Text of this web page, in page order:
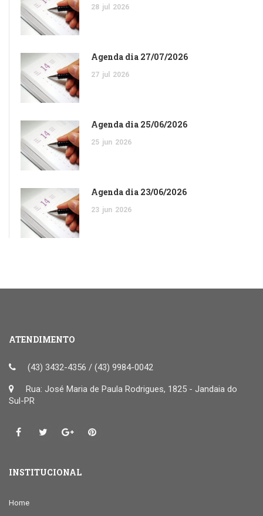
28 jul 2026
Agenda dia 27/07/2026
27 jul 2026
Agenda dia 25/06/2026
25 jun 2026
Agenda dia 23/06/2026
23 jun 2026
ATENDIMENTO
(43) 3432-4356 / (43) 9984-0042
Rua: José Maria de Paula Rodrigues, 1825 - Jandaia do
Sul-PR
INSTITUCIONAL
Home